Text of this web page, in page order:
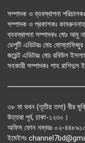
সম্পাদক ও ব্যবস্থাপনা
সম্পাদক ও প্রকাশকঃ
ব্যবস্থাপনা সম্পাদকঃ মোঃ আবু
ডেপুটি এডিটরঃ মোঃ মোস্তাফিজুর
জয়েন্ট এডিটরঃ মোঃ রবিউল
সহকারী সম্পাদকঃ শাহ রাশিদুল
৩৮ মা ভবন (তৃতীয় তলা) বীর
উত্তরা পূর্ব, ঢাকা-১২৩০।
অফিস ফোন নম্বরঃ ০২-
ইমেইলঃ